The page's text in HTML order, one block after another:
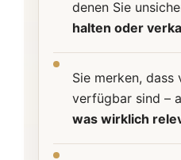
denen Sie
halten oder
Sie merken,
verfügbar sind –
was wirklich